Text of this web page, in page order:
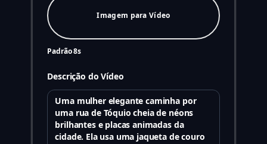
Imagem para Vídeo
Padrão 8s
Descrição do Vídeo